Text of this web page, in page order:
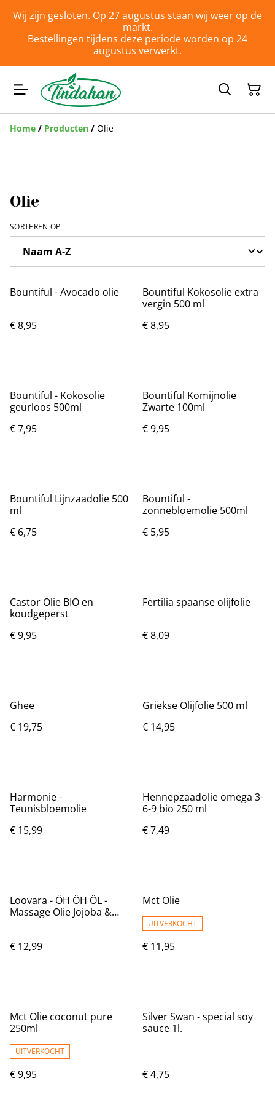
Wij zijn gesloten. Op 27 augustus staan wij weer op de
markt.
Bestellingen tijdens deze periode worden op 24
augustus verwerkt.
Home / Producten / Olie
Olie
SORTEREN OP
Bountiful - Avocado olie
€ 8,95
Bountiful Kokosolie extra
vergin 500 ml
€ 8,95
Bountiful - Kokosolie
geurloos 500ml
€ 7,95
Bountiful Komijnolie
Zwarte 100ml
€ 9,95
Bountiful Lijnzaadolie 500
ml
€ 6,75
Bountiful -
zonnebloemolie 500ml
€ 5,95
Castor Olie BIO en
koudgeperst
€ 9,95
Fertilia spaanse olijfolie
€ 8,09
Ghee
€ 19,75
Griekse Olijfolie 500 ml
€ 14,95
Harmonie -
Teunisbloemolie
€ 15,99
Hennepzaadolie omega 3-
6-9 bio 250 ml
€ 7,49
Loovara - ÖH ÖH ÖL -
Massage Olie Jojoba &
€ 12,99
Mct Olie
UITVERKOCHT
€ 11,95
Mct Olie coconut pure
250ml
UITVERKOCHT
€ 9,95
Silver Swan - special soy
sauce 1l.
€ 4,75